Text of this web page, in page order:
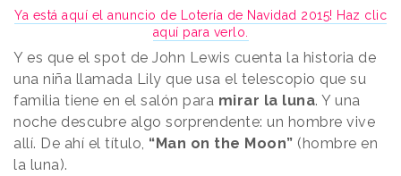
Ya está aquí el anuncio de Lotería de Navidad 2015! Haz clic
aquí para verlo.
Y es que el spot de John Lewis cuenta la historia de
una niña llamada Lily que usa el telescopio que su
familia tiene en el salón para mirar la luna. Y una
noche descubre algo sorprendente: un hombre vive
allí. De ahí el título, “Man on the Moon” (hombre en
la luna).